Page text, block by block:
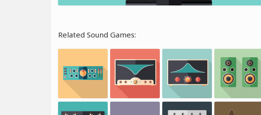
Related Sound Games: